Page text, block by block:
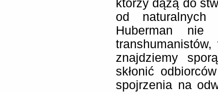
którzy dążą do
od
Huberman nie
znajdziemy
skłonić
spojrzenia na